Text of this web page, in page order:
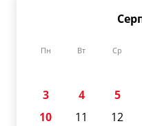
Пн Вт Ср
3
4 5
10
11 12